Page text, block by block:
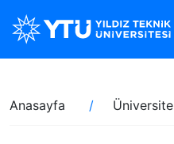
içeriğe
Sayfa
yolu
Anasayfa Üniversite